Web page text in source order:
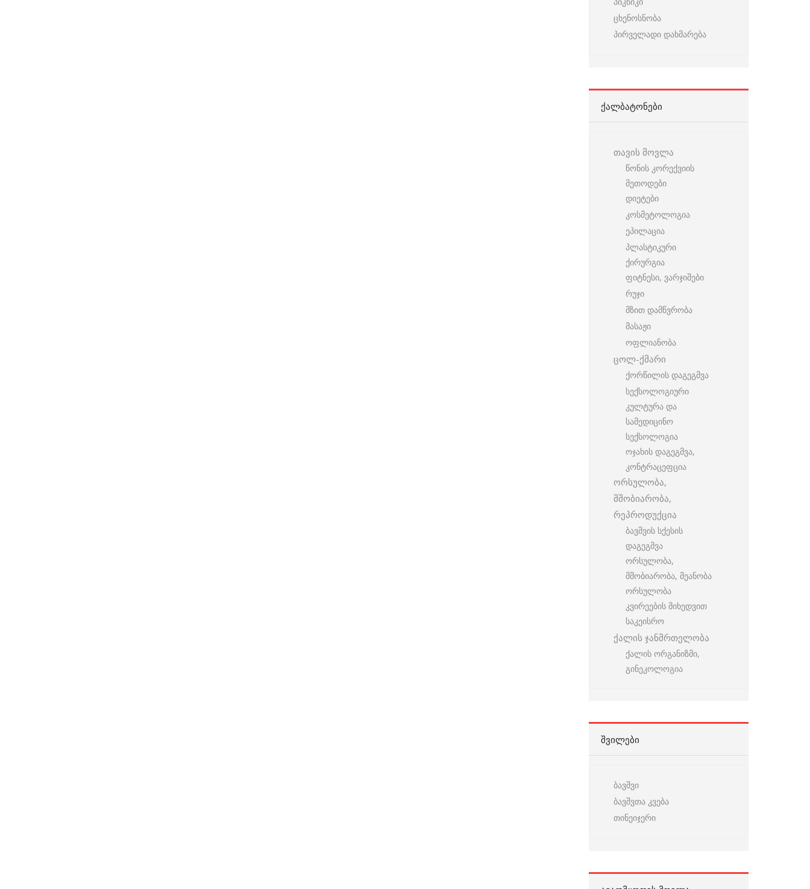
ცხენოსნობა
პირველადი დახმარება
ᲥᲐᲚᲑᲐᲢᲝᲜᲔᲑᲘ
თავის მოვლა
წონის კორექვიის
მეთოდები
დიეტები
კოსმეტოლოგია
ეპილაცია
პლასტიკური
ქირურგია
ფიტნესი, ვარჯიშები
რუჯი
მზით დამწვრობა
მასაჟი
ოფლიანობა
ცოლ-ქმარი
ქორწილის დაგეგმვა
სექსოლოგიური
კულტურა და
სამედიცინო
სექსოლოგია
ოჯახის დაგეგმვა,
კონტრაცეფცია
ორსულობა,
მშობიარობა,
რეპროდუქცია
ბავშვის სქესის
დაგეგმვა
ორსულობა,
მშობიარობა, მეანობა
ორსულობა
კვირეების მიხედვით
საკეისრო
ქალის ჯანმრთელობა
ქალის ორგანიზმი,
გინეკოლოგია
ᲨᲕᲘᲚᲔᲑᲘ
ბავშვი
ბავშვთა კვება
თინეიჯერი